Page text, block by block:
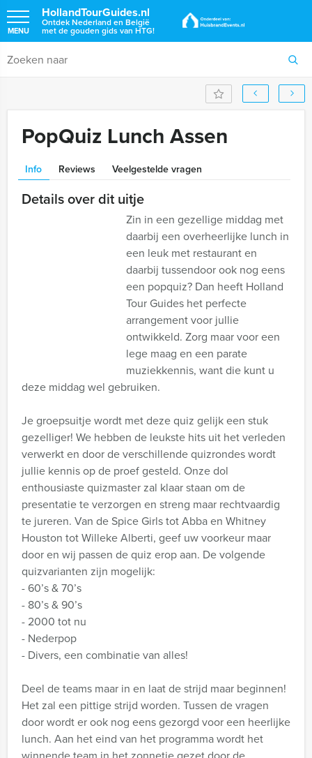
HollandTourGuides.nl
Ontdek Nederland en België
met de gouden gids van HTG!
MENU
PopQuiz Lunch Assen
Info Reviews Veelgestelde vragen
Details over dit uitje
Zin in een gezellige middag met
daarbij een overheerlijke lunch in
een leuk met restaurant en
daarbij tussendoor ook nog eens
een popquiz? Dan heeft Holland
Tour Guides het perfecte
arrangement voor jullie
ontwikkeld. Zorg maar voor een
lege maag en een parate
muziekkennis, want die kunt u
deze middag wel gebruiken.
Je groepsuitje wordt met deze quiz gelijk een stuk
gezelliger! We hebben de leukste hits uit het verleden
verwerkt en door de verschillende quizrondes wordt
jullie kennis op de proef gesteld. Onze dol
enthousiaste quizmaster zal klaar staan om de
presentatie te verzorgen en streng maar rechtvaardig
te jureren. Van de Spice Girls tot Abba en Whitney
Houston tot Willeke Alberti, geef uw voorkeur maar
door en wij passen de quiz erop aan. De volgende
quizvarianten zijn mogelijk:
- 60’s & 70’s
- 80’s & 90’s
- 2000 tot nu
- Nederpop
- Divers, een combinatie van alles!
Deel de teams maar in en laat de strijd maar beginnen!
Het zal een pittige strijd worden. Tussen de vragen
door wordt er ook nog eens gezorgd voor een heerlijke
lunch. Aan het eind van het programma wordt het